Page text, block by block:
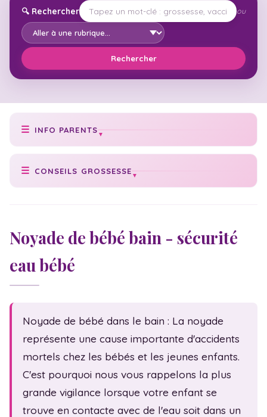
🔍 Rechercher ou
Rechercher
INFO PARENTS
Prise de poids idéale
Poids de bébé
Numéros utiles
Acte de naissance
Fam. monoparentale
Fête des mères
CONSEILS GROSSESSE
Date accouchement
Vaccination bébé
Sexualité
Test de grossesse
Dépression post-natale
Noyade de bébé bain - sécurité
eau bébé
Noyade de bébé dans le bain : La noyade
représente une cause importante d'accidents
mortels chez les bébés et les jeunes enfants.
C'est pourquoi nous vous rappelons la plus
grande vigilance lorsque votre enfant se
trouve en contacte avec de l'eau soit dans un